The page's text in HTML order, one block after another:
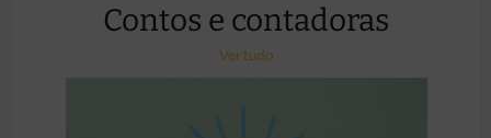
Contos e contadoras
Ver tudo